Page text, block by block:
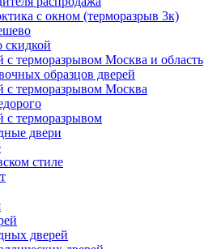
с окном (терморазрыв 3к)
скидкой
с терморазрывом Москва и область
образцов дверей
с терморазрывом Москва
с терморазрывом
двери
стиле
дверей